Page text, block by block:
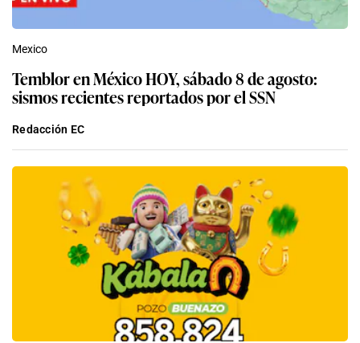
Mexico
Temblor en México HOY, sábado 8 de agosto:
sismos recientes reportados por el SSN
Redacción EC